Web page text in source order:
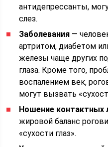
антидепрессанты,
слез.
Заболевания —
артритом, диабетом
железы чаще других
глаза. Кроме того,
воспалением век,
могут вызвать
Ношение контактных
жировой баланс
«сухости глаз».